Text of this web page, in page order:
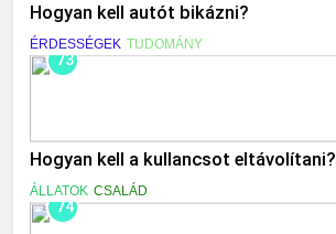
Hogyan kell autót bikázni?
ÉRDESSÉGEK TUDOMÁNY
73
Hogyan kell a kullancsot eltávolítani?
ÁLLATOK CSALÁD
74